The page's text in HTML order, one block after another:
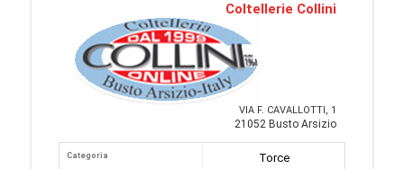
Coltellerie Collini
VIA F. CAVALLOTTI, 1
21052 Busto Arsizio
Categoria
Torce